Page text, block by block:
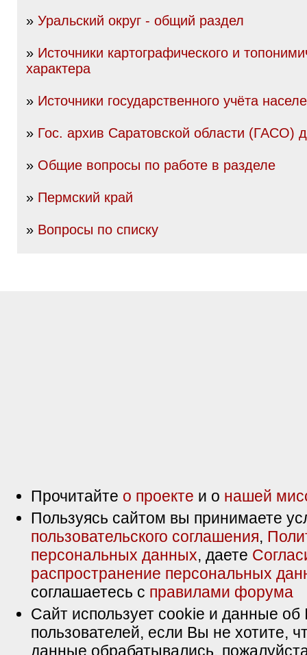
» Уральский округ - общий раздел
» Источники картографического и
характера
» Источники государственного учёта
» Гос. архив Саратовской области (ГАСО)
» Общие вопросы по работе в разделе
» Пермский край
» Вопросы по списку
Прочитайте о проекте и о нашей
Пользуясь сайтом вы принимаете
пользовательского соглашения,
персональных данных, даете
распространение персональных
соглашаетесь с правилами форума
Сайт использует cookie и данные об
пользователей, если Вы не хотите,
данные обрабатывались,